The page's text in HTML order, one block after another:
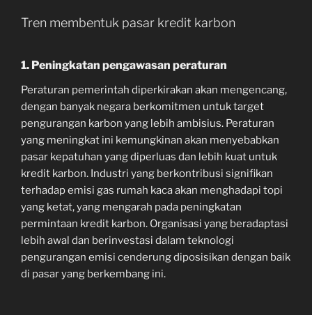
Tren membentuk pasar kredit karbon
1. Peningkatan pengawasan peraturan
Peraturan pemerintah diperkirakan akan mengencang,
dengan banyak negara berkomitmen untuk target
pengurangan karbon yang lebih ambisius. Peraturan
yang meningkat ini kemungkinan akan menyebabkan
pasar kepatuhan yang diperluas dan lebih kuat untuk
kredit karbon. Industri yang berkontribusi signifikan
terhadap emisi gas rumah kaca akan menghadapi topi
yang ketat, yang mengarah pada peningkatan
permintaan kredit karbon. Organisasi yang beradaptasi
lebih awal dan berinvestasi dalam teknologi
pengurangan emisi cenderung diposisikan dengan baik
di pasar yang berkembang ini.